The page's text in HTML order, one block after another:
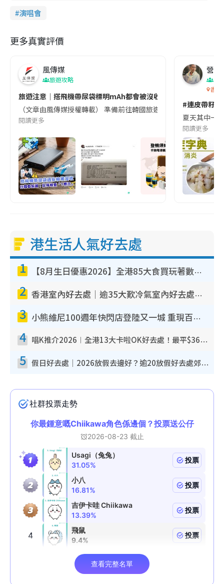
演唱會
更多真實評價
風傳媒
旅遊攻略
旅遊注意｜搭飛機帶尿袋標明mAh都會被沒收😱出發前切記檢查
（文章由風傳媒授權轉載） 準備前往韓國旅遊的民眾，近期要
閱讀更多
營養
香港
#連皮帶籽
夏天其中一
閱讀更多
港生活人氣好去處
1 【8月生日優惠2026】全港85大食買玩著數攻略 自助餐/火鍋放題同行免費＋誠品/DONKI送現金券
2 香港室內好去處｜逾35大歎冷氣室內好去處推介 室內活動免費避雨無懼落雨
3 小熊維尼100週年快閃店登陸又一城 重現百畝森林經典場景／獨家限定盲盒登場／專屬DIY香水
4 唱K推介2026︱全港13大卡啦OK好去處！最平$36起 日文K都有！(附地址+收費詳情)
5 假日好去處｜2026放假去邊好？逾20放假好去處郊外/秘景 休閒半日或一日遊